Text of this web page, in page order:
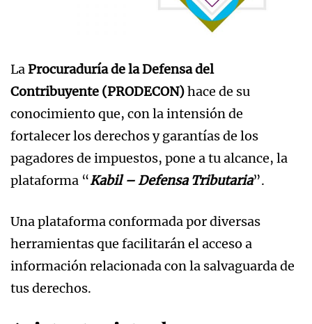
LaProcuraduría de la Defensa del
Contribuyente (PRODECON)hace de su
conocimiento que, con la intensión de
fortalecer los derechos y garantías de los
pagadores de impuestos, pone a tu alcance, la
plataforma “Kabil – Defensa Tributaria”.
Una plataforma conformada por diversas
herramientas que facilitarán el acceso a
información relacionada con la salvaguarda de
tus derechos.